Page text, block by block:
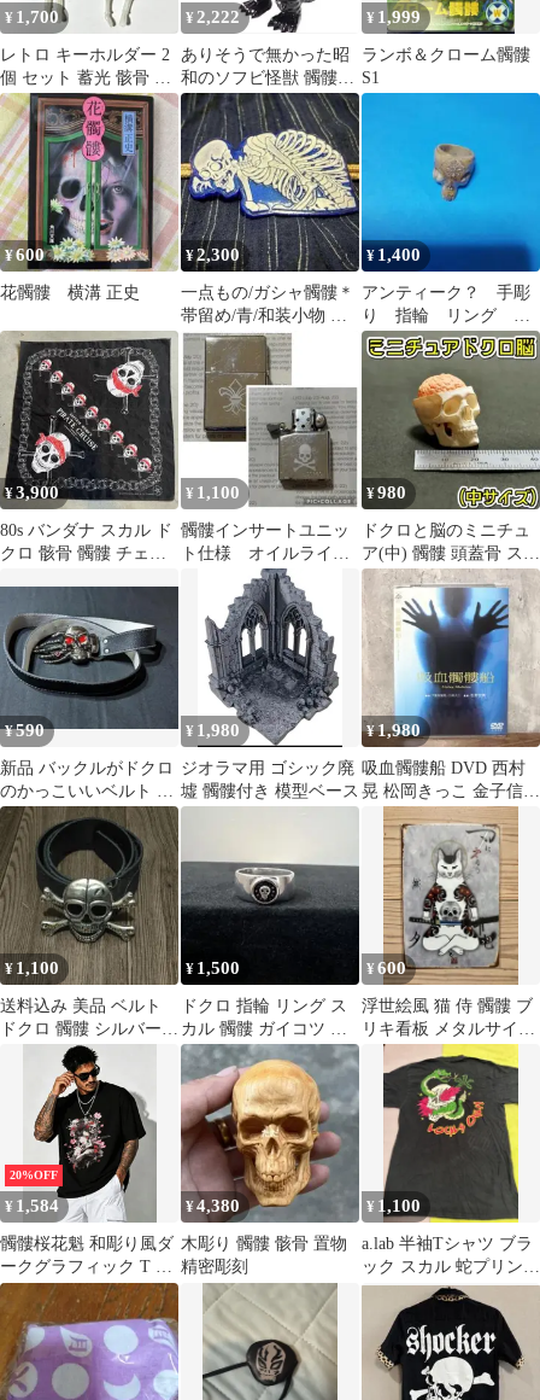
¥ 1,700
レトロ キーホルダー 2
個 セット 蓄光 骸骨 髑
髏 骨 夜光 未使用 当時
物
¥ 2,222
ありそうで無かった昭
和のソフビ怪獣 髑髏怪
獣レッドスカルシザー
ス
¥ 1,999
ランボ＆クローム髑髏
S1
¥600
花髑髏 横溝 正史
¥2,300
一点もの/ガシャ髑髏＊
帯留め/青/和装小物 着
物 帯紐 帯飾り相馬の古
内裏＊
¥ 1,400
アンティーク？ 手彫
り 指輪 リング 髑
髏 ドクロ スカル
¥3,900
80s バンダナ スカル ド
クロ 骸骨 髑髏 チェー
¥ 1,100
髑髏インサートユニッ
ト仕様 オイルライタ
¥980
ドクロと脳のミニチュ
ア(中) 髑髏 頭蓋骨 スカ
ル ガイコツ ホラー ハ
ロウィン
¥590
新品 バックルがドクロ
のかっこいいベルト ス
カル 髑髏
¥ 1,980
ジオラマ用 ゴシック廃
墟 髑髏付き 模型ベース
¥1,980
吸血髑髏船 DVD 西村
晃 松岡きっこ 金子信雄
カルトホラー 和製ゴシ
ック
¥ 1,100
送料込み 美品 ベルト
ドクロ 髑髏 シルバー
メタリック
¥ 1,500
ドクロ 指輪 リング ス
カル 髑髏 ガイコツ 骸
骨 シルバーSV925
¥600
浮世絵風 猫 侍 髑髏 ブ
リキ看板 メタルサイン
プレート
20%OFF
¥ 1,584
髑髏桜花魁 和彫り風ダ
ークグラフィック T シ
ャツ ゆったりシルエッ
ト
¥4,380
木彫り 髑髏 骸骨 置物
精密彫刻
¥ 1,100
a.lab 半袖Tシャツ ブラ
ック スカル 蛇プリン
ト 髑髏 ドクロ